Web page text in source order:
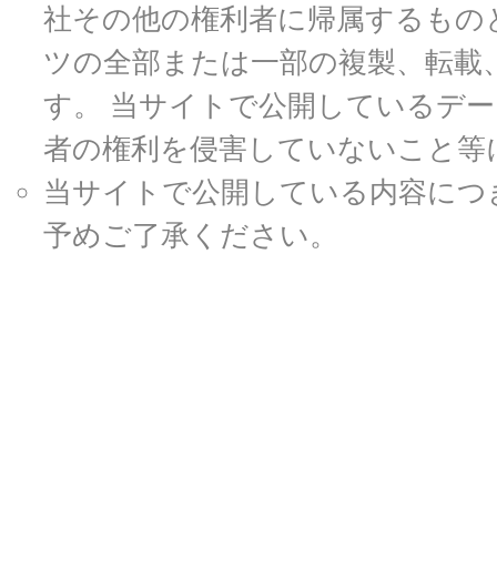
社その他の権利者に帰属するも
ツの全部または一部の複製、転
す。 当サイトで公開しているデ
者の権利を侵害していないこと
当サイトで公開している内容に
予めご了承ください。